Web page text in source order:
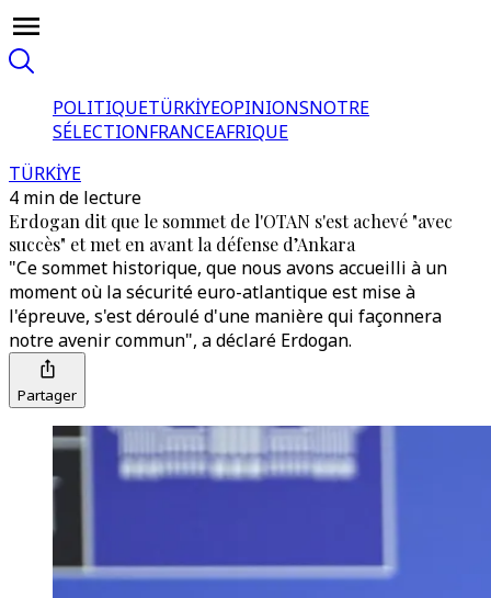
POLITIQUETÜRKİYEOPINIONSNOTRE
SÉLECTIONFRANCEAFRIQUE
TÜRKİYE
4 min de lecture
Erdogan dit que le sommet de l'OTAN s'est achevé "avec
succès" et met en avant la défense d’Ankara
"Ce sommet historique, que nous avons accueilli à un
moment où la sécurité euro-atlantique est mise à
l'épreuve, s'est déroulé d'une manière qui façonnera
notre avenir commun", a déclaré Erdogan.
Partager